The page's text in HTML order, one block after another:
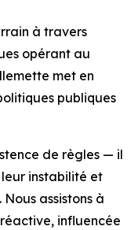
à travers
opérant au
met en
publiques
de règles — il
instabilité et
assistons à
influencée